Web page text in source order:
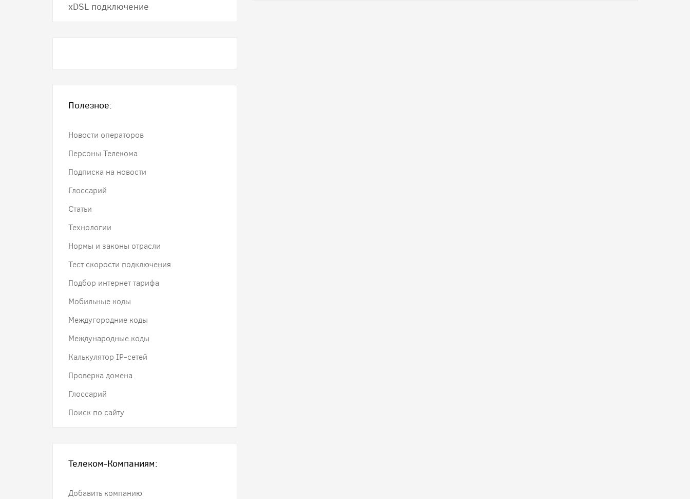
хDSL подключение
Полезное:
Новости операторов
Персоны Телекома
Подписка на новости
Глоссарий
Статьи
Технологии
Нормы и законы отрасли
Тест скорости подключения
Подбор интернет тарифа
Мобильные коды
Междугородние коды
Международные коды
Калькулятор IP-сетей
Проверка домена
Глоссарий
Поиск по сайту
Телеком-Компаниям:
Добавить компанию